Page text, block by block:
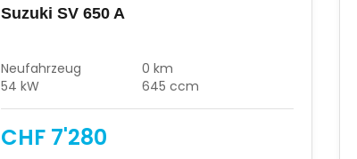
Suzuki SV 650 A
Neufahrzeug
0 km
54 kW
645 ccm
CHF 7'280